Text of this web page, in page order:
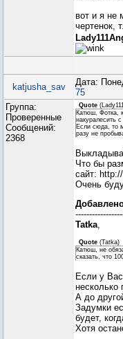
вот и я не
чертенок,
katjusha_sav
Дата:
75
Группа:
Проверенные
Сообщений:
2368
Quote (
Катюш, Фотка,
накуралесить
Если сюда, то
разу не
Что бы
сайт:
Очень
Tatka,
Quote (Tatka)
Катюш, не
сказать, что
Если у
несколько
А до
Задумки
будет,
Хотя